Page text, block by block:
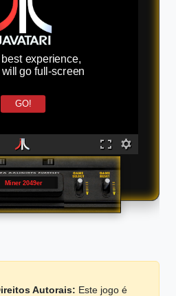
experience,
go full-screen
GO!
Miner 2049er
Autorais: Este jogo é